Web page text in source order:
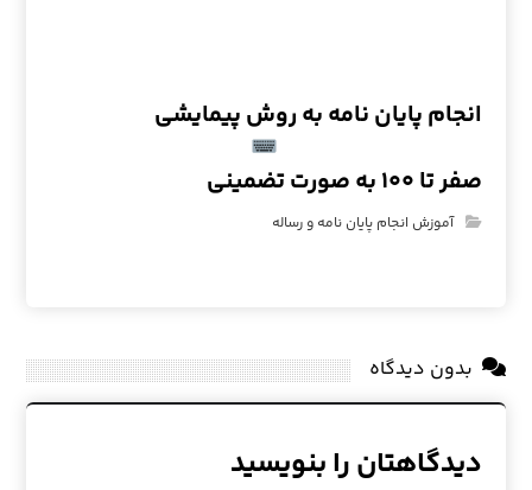
انجام پایان نامه به روش پیمایشی
صفر تا ۱۰۰ به صورت تضمینی
آموزش انجام پایان نامه و رساله
بدون دیدگاه
دیدگاهتان را بنویسید